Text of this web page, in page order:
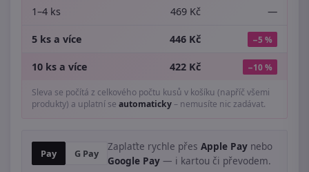
1–4 ks 469 Kč —
5 ks a více 446 Kč −5 %
10 ks a více 422 Kč −10 %
Sleva se počítá z celkového počtu kusů v košíku (napříč všemi
produkty) a uplatní se automaticky– nemusíte nic zadávat.
Pay G Pay
Zaplaťte rychle přes Apple Pay nebo
Google Pay — i kartou či převodem.